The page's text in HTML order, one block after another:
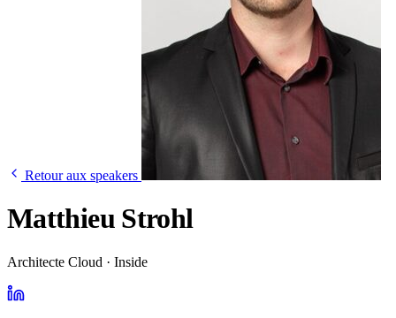
Retour aux speakers
Matthieu Strohl
Architecte Cloud · Inside